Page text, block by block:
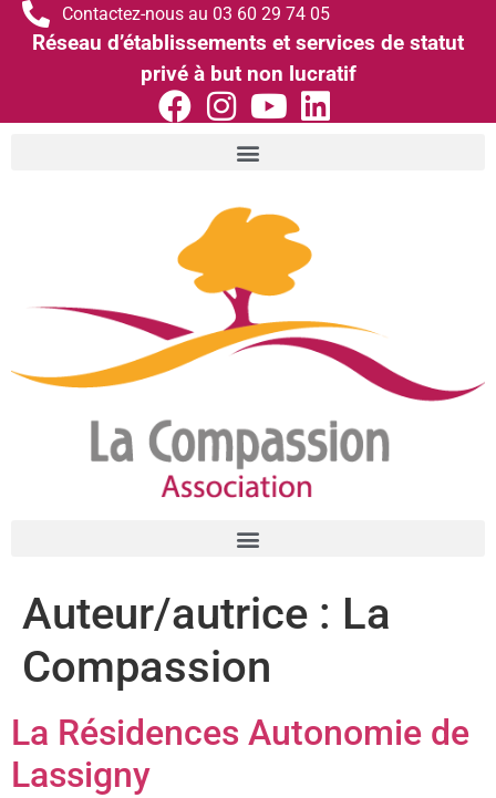
Contactez-nous au 03 60 29 74 05
Réseau d’établissements et services de statut
privé à but non lucratif
Auteur/autrice : La
Compassion
La Résidences Autonomie de
Lassigny